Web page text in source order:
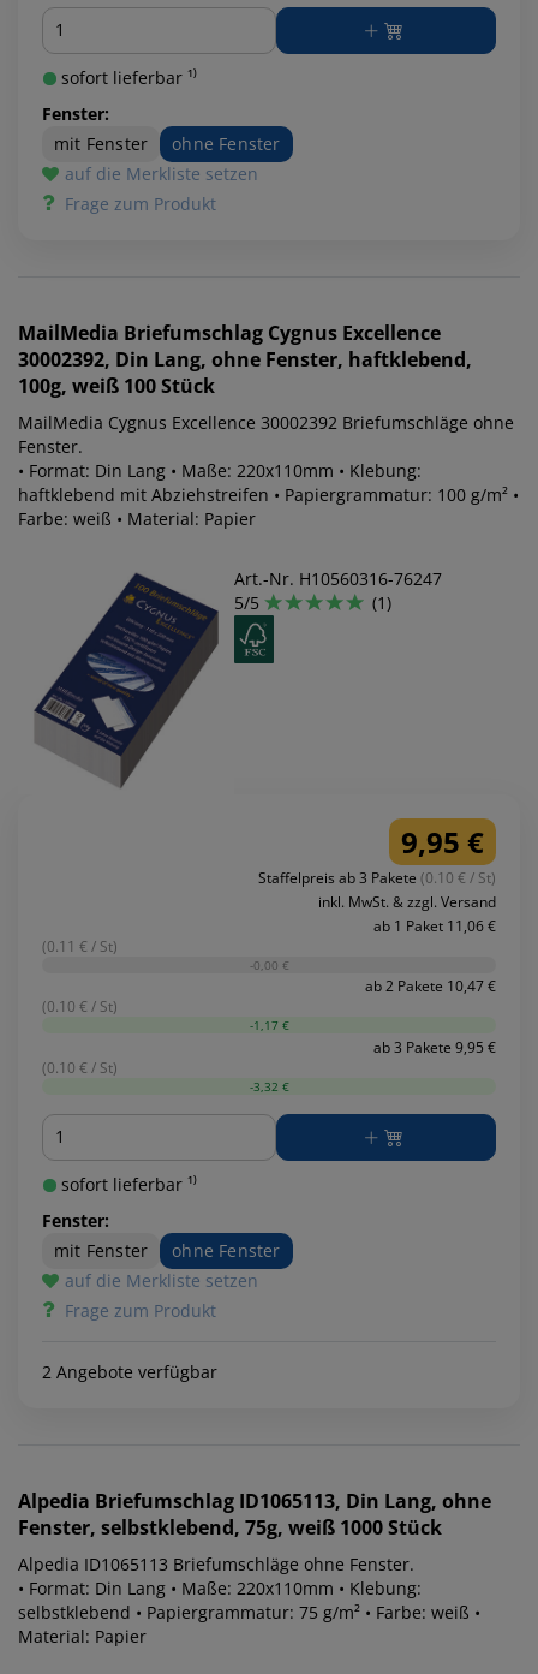
Menge
sofort lieferbar ¹⁾
Fenster:
mit Fenster
ohne Fenster
auf die Merkliste setzen
Frage zum Produkt
MailMedia Briefumschlag Cygnus Excellence
30002392, Din Lang, ohne Fenster, haftklebend,
100g, weiß 100 Stück
MailMedia Cygnus Excellence 30002392 Briefumschläge ohne
Fenster.
• Format: Din Lang • Maße: 220x110mm • Klebung:
haftklebend mit Abziehstreifen • Papiergrammatur: 100 g/m² •
Farbe: weiß • Material: Papier
Art.-Nr. H10560316-76247
5/5
(1)
9,95 €
Staffelpreis ab 3 Pakete (0.10 € / St)
inkl. MwSt. & zzgl. Versand
ab 1 Paket 11,06 €
(0.11 € / St)
-0,00 €
ab 2 Pakete 10,47 €
(0.10 € / St)
-1,17 €
ab 3 Pakete 9,95 €
(0.10 € / St)
-3,32 €
Menge
sofort lieferbar ¹⁾
Fenster:
mit Fenster
ohne Fenster
auf die Merkliste setzen
Frage zum Produkt
2 Angebote verfügbar
Alpedia Briefumschlag ID1065113, Din Lang, ohne
Fenster, selbstklebend, 75g, weiß 1000 Stück
Alpedia ID1065113 Briefumschläge ohne Fenster.
• Format: Din Lang • Maße: 220x110mm • Klebung:
selbstklebend • Papiergrammatur: 75 g/m² • Farbe: weiß •
Material: Papier